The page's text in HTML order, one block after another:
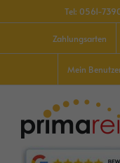
Inhalt
Tel: 0561-
Zahlungsarten
Mein